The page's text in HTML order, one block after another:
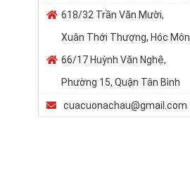
618/32 Trần Văn Mười,
Xuân Thới Thượng, Hóc Môn
66/17 Huỳnh Văn Nghệ,
Phường 15, Quận Tân Bình
cuacuonachau@gmail.com